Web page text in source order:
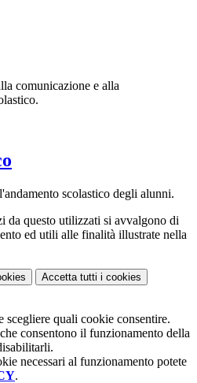
comunicazione e alla
scolastico degli alunni.
da questo utilizzati si avvalgono di
ed utili alle finalità illustrate nella
Accetta tutti i cookies
scegliere quali cookie consentire.
consentono il funzionamento della
necessari al funzionamento potete
.